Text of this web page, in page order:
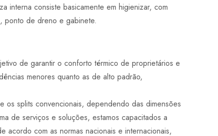
interna consiste basicamente em higienizar, com
ponto de dreno e gabinete.
de garantir o conforto térmico de proprietários e
menores quanto as de alto padrão,
os splits convencionais, dependendo das dimensões
de serviços e soluções, estamos capacitados a
acordo com as normas nacionais e internacionais,